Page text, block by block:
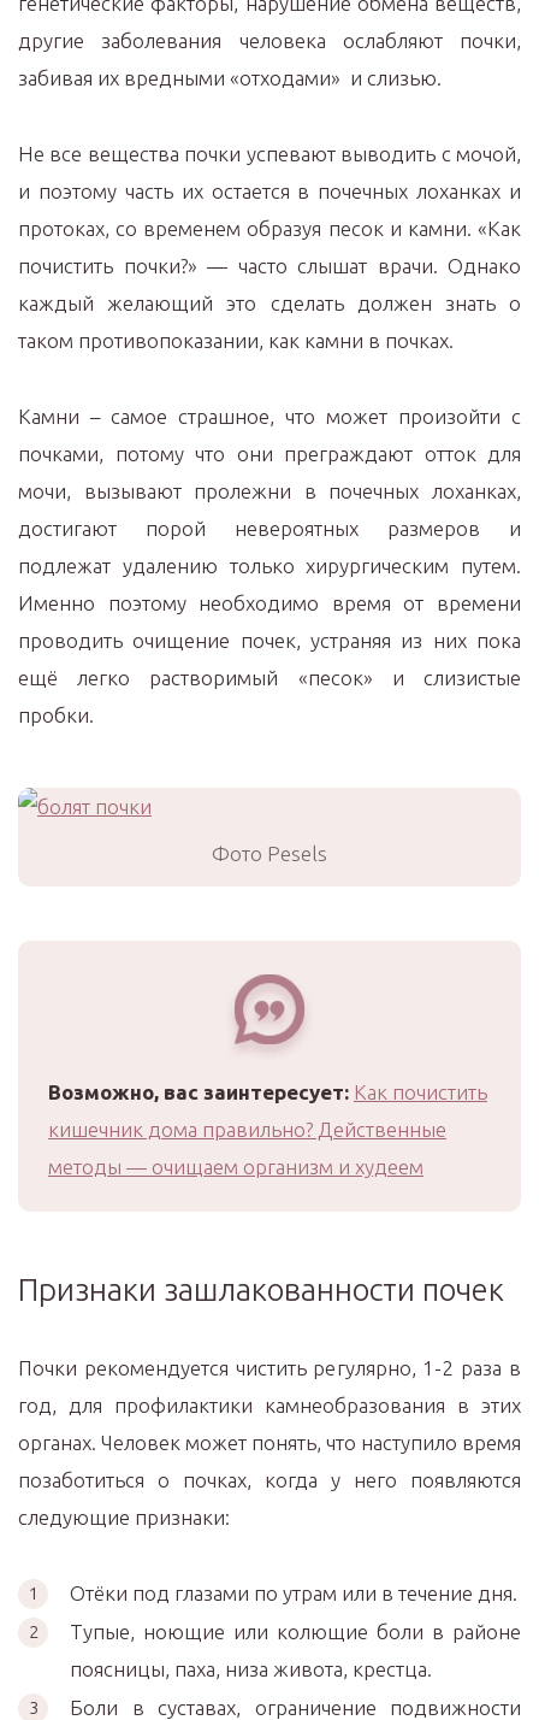
другие заболевания человека ослабляют почки,
забивая их вредными «отходами» и слизью.
Не все вещества почки успевают выводить с мочой,
и поэтому часть их остается в почечных лоханках и
протоках, со временем образуя песок и камни. «Как
почистить почки?» — часто слышат врачи. Однако
каждый желающий это сделать должен знать о
таком противопоказании, как камни в почках.
Камни – самое страшное, что может произойти с
почками, потому что они преграждают отток для
мочи, вызывают пролежни в почечных лоханках,
достигают порой невероятных размеров и
подлежат удалению только хирургическим путем.
Именно поэтому необходимо время от времени
проводить очищение почек, устраняя из них пока
ещё легко растворимый «песок» и слизистые
пробки.
Фото Pesels
Возможно, вас заинтересует: Как почистить
кишечник дома правильно? Действенные
методы — очищаем организм и худеем
Признаки зашлакованности почек
Почки рекомендуется чистить регулярно, 1-2 раза в
год, для профилактики камнеобразования в этих
органах. Человек может понять, что наступило время
позаботиться о почках, когда у него появляются
следующие признаки:
Отёки под глазами по утрам или в течение дня.
Тупые, ноющие или колющие боли в районе
поясницы, паха, низа живота, крестца.
Боли в суставах, ограничение подвижности